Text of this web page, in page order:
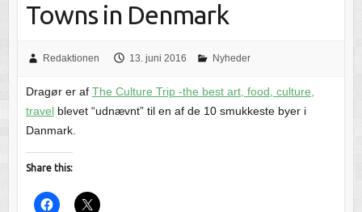
Towns in Denmark
Redaktionen 13. juni 2016 Nyheder
Dragør er af The Culture Trip -the best art, food, culture,
travelblevet “udnævnt” til en af de 10 smukkeste byer i
Danmark.
Share this: